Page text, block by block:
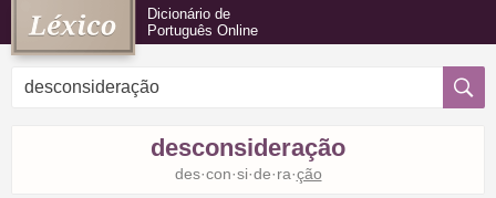
Dicionário de
Português Online
desconsideração
des·con·si·de·ra·ção